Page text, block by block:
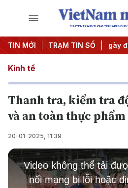
CHUYÊN TRANG THÔNG TIN ĐA PHƯƠNG
TIN MỚI TRẠM TIN SỐ
#Chiến dịch 500 ngày đêm
Kinh tế
Thanh tra, kiểm tra
và an toàn thực
20-01-2025, 11:39
This
is
modal
window.
Video không thể tải
nối mạng bị lỗi hoặc